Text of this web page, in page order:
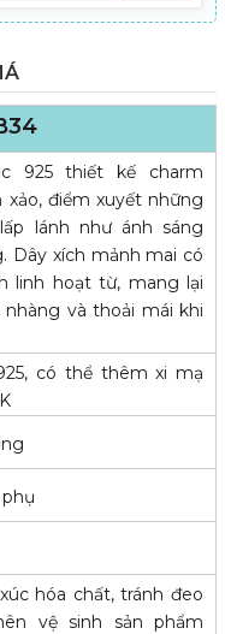
925 thiết kế charm
xảo, điểm xuyết những
lánh như ánh sáng
Dây xích mảnh mai có
linh hoạt từ, mang lại
nhàng và thoải mái khi
có thể thêm xi mạ
hóa chất, tránh đeo
vệ sinh sản phẩm